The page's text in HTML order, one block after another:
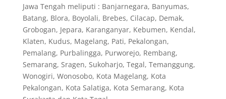
Jawa Tengah meliputi : Banjarnegara, Banyumas,
Batang, Blora, Boyolali, Brebes, Cilacap, Demak,
Grobogan, Jepara, Karanganyar, Kebumen, Kendal,
Klaten, Kudus, Magelang, Pati, Pekalongan,
Pemalang, Purbalingga, Purworejo, Rembang,
Semarang, Sragen, Sukoharjo, Tegal, Temanggung,
Wonogiri, Wonosobo, Kota Magelang, Kota
Pekalongan, Kota Salatiga, Kota Semarang, Kota